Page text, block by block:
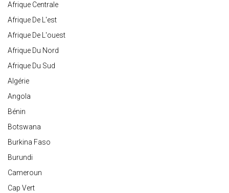
Afrique Centrale
Afrique De L'est
Afrique De L'ouest
Afrique Du Nord
Afrique Du Sud
Algérie
Angola
Bénin
Botswana
Burkina Faso
Burundi
Cameroun
Cap Vert